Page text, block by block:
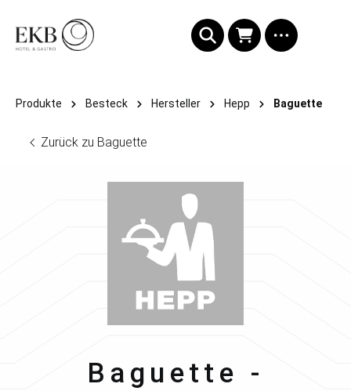
Produkte Besteck Hersteller Hepp Baguette
Zurück zu Baguette
Hepp
Baguette -